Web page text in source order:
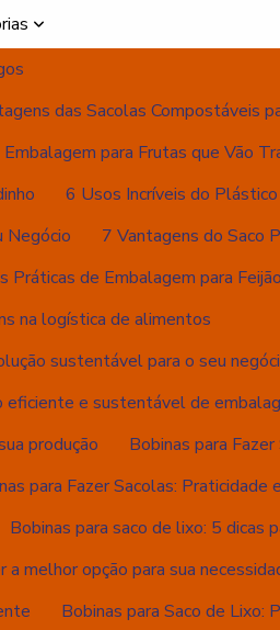
das Sacolas Compostáveis
para Frutas que Vão
6 Usos Incríveis do
Negócio
7 Vantagens do Saco
Práticas de Embalagem para
na logística de alimentos
sustentável para o seu
eficiente e sustentável de
produção
Bobinas para
para Fazer Sacolas: Praticidade
Bobinas para saco de lixo: 5 dicas
melhor opção para sua
Bobinas para Saco de Lixo: